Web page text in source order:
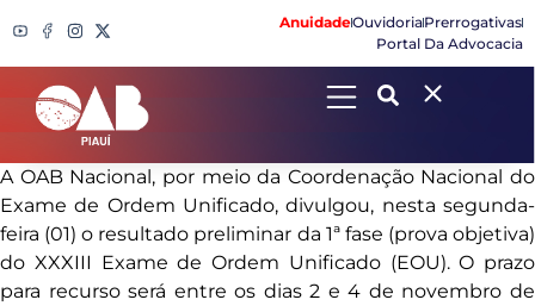
AnuidadeOuvidoriaPrerrogativas
Portal Da Advocacia
Search
A OAB Nacional, por meio da Coordenação Nacional do
Exame de Ordem Unificado, divulgou, nesta segunda-
feira (01) o resultado preliminar da 1ª fase (prova objetiva)
do XXXIII Exame de Ordem Unificado (EOU). O prazo
para recurso será entre os dias 2 e 4 de novembro de